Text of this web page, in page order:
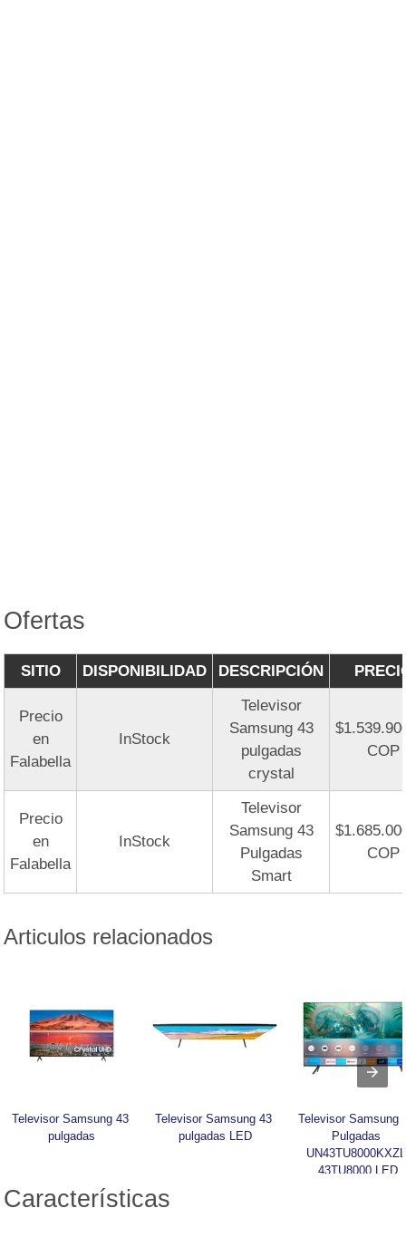
Ofertas
SITIO DISPONIBILIDAD DESCRIPCIÓN
Precio
en
Falabella
InStock
Televisor
Samsung 43
pulgadas
crystal
COP
Precio
en
Falabella
InStock
Televisor
Samsung 43
Pulgadas
Smart
COP
Articulos relacionados
Televisor Samsung 43
pulgadas
Televisor Samsung 43
pulgadas LED
Televisor Samsung
Pulgadas
UN43TU8000KXZL
43TU8000 LED
Características